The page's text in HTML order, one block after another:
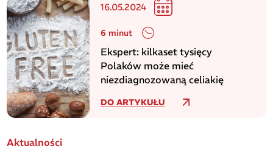
16.05.2024
6 minut
Ekspert: kilkaset tysięcy
Polaków może mieć
niezdiagnozowaną celiakię
DO ARTYKUŁU
Aktualności